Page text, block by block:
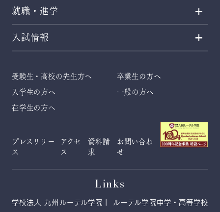
就職・進学
入試情報
受験生・高校の先生方へ
入学生の方へ
在学生の方へ
卒業生の方へ
一般の方へ
プレスリリー
ス
アクセ
ス
資料請
求
お問い合わ
せ
Links
学校法人 九州ルーテル学院 ルーテル学院中学・高等学校